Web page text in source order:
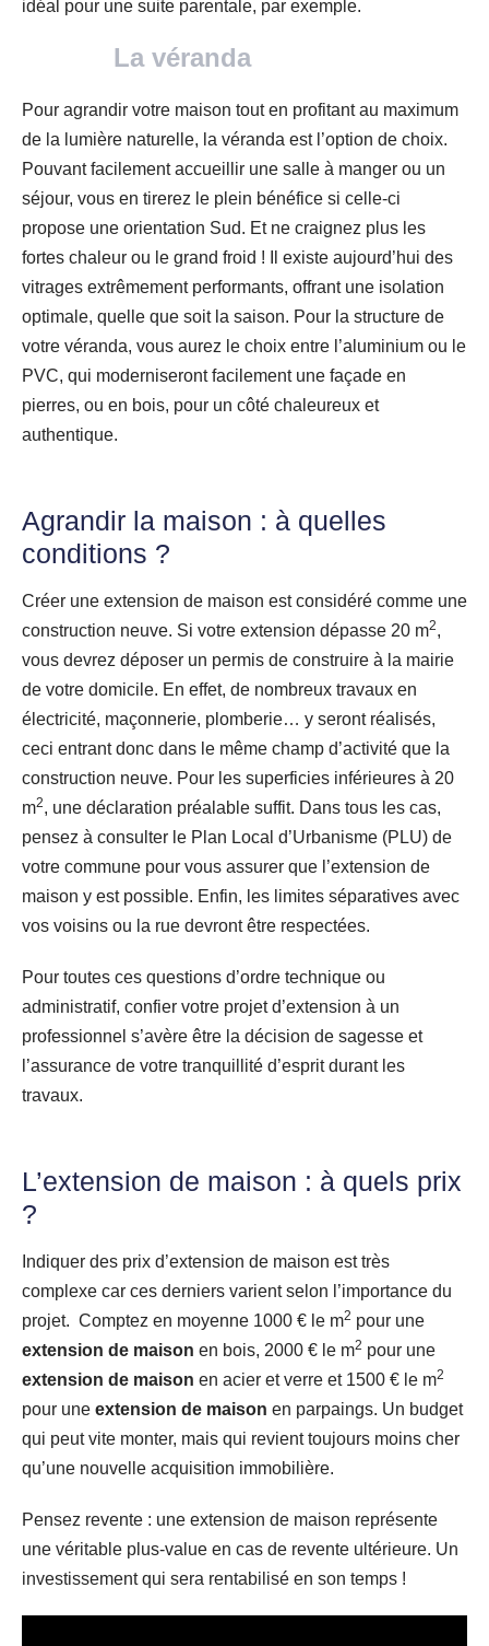
idéal pour une suite parentale, par exemple.
La véranda
Pour agrandir votre maison tout en profitant au maximum
de la lumière naturelle, la véranda est l’option de choix.
Pouvant facilement accueillir une salle à manger ou un
séjour, vous en tirerez le plein bénéfice si celle-ci
propose une orientation Sud. Et ne craignez plus les
fortes chaleur ou le grand froid ! Il existe aujourd’hui des
vitrages extrêmement performants, offrant une isolation
optimale, quelle que soit la saison. Pour la structure de
votre véranda, vous aurez le choix entre l’aluminium ou le
PVC, qui moderniseront facilement une façade en
pierres, ou en bois, pour un côté chaleureux et
authentique.
Agrandir la maison : à quelles
conditions ?
Créer une extension de maison est considéré comme une
construction neuve. Si votre extension dépasse 20 m2,
vous devrez déposer un permis de construire à la mairie
de votre domicile. En effet, de nombreux travaux en
électricité, maçonnerie, plomberie… y seront réalisés,
ceci entrant donc dans le même champ d’activité que la
construction neuve. Pour les superficies inférieures à 20
m2, une déclaration préalable suffit. Dans tous les cas,
pensez à consulter le Plan Local d’Urbanisme (PLU) de
votre commune pour vous assurer que l’extension de
maison y est possible. Enfin, les limites séparatives avec
vos voisins ou la rue devront être respectées.
Pour toutes ces questions d’ordre technique ou
administratif, confier votre projet d’extension à un
professionnel s’avère être la décision de sagesse et
l’assurance de votre tranquillité d’esprit durant les
travaux.
L’extension de maison : à quels prix
?
Indiquer des prix d’extension de maison est très
complexe car ces derniers varient selon l’importance du
projet. Comptez en moyenne 1000 € le m2 pour une
extension de maison en bois, 2000 € le m2 pour une
extension de maison en acier et verre et 1500 € le m2
pour une extension de maison en parpaings. Un budget
qui peut vite monter, mais qui revient toujours moins cher
qu’une nouvelle acquisition immobilière.
Pensez revente : une extension de maison représente
une véritable plus-value en cas de revente ultérieure. Un
investissement qui sera rentabilisé en son temps !